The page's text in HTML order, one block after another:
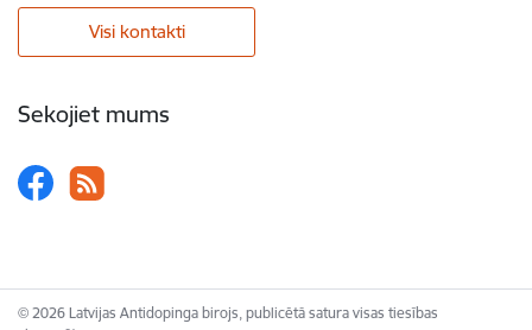
Visi kontakti
Sekojiet mums
© 2026 Latvijas Antidopinga birojs, publicētā satura visas tiesības